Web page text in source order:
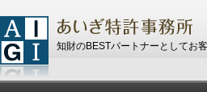
知財のBESTパートナーとしてお